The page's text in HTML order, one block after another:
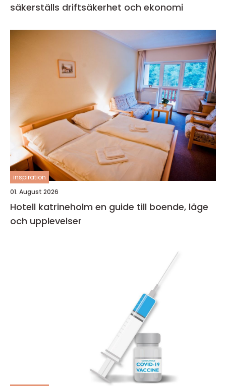
säkerställs driftsäkerhet och ekonomi
inspiration
01. August 2026
Hotell katrineholm en guide till boende, läge
och upplevelser